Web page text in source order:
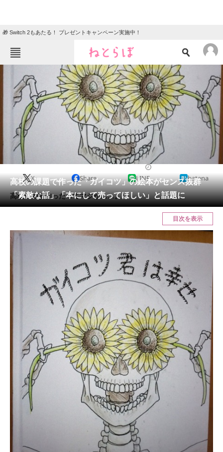
🎁 Switch 2もあたる！ プレゼントキャンペーン実施中！
ねとらぼメニュー
ニュース
エンタメ クイズ
グルメ 地域
住まい 教育・育児
リサーチ
会員記事
メディア
スマホと通信の最新トレンド
進化するPCとデバイスの未来
好きが集まる 比べて選べる
ビジネスと働き方のヒント
AI活用のいまが分かる
企業ITのトレンドを詳説
経営リーダーのコミュニティ
マーケ×ITの今がよく分かる
ITエンジニア向け専門サイト
高校の課題で作った「ガイコツ」の絵本がセンス抜群
「素敵な話」「本にして売ってほしい」と話題に
X Share LINE hatena
高校生の頃作ったってマジか……。
目次を表示